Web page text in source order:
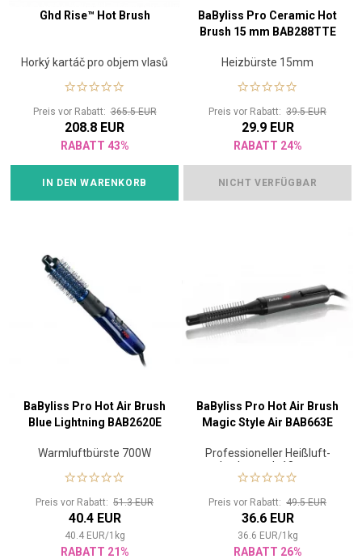
Ghd Rise™ Hot Brush
Horký kartáč pro objem vlasů
Preis vor Rabatt:365.5 EUR
208.8 EUR
RABATT 43%
IN DEN WARENKORB
BaByliss Pro Ceramic Hot
Brush 15 mm BAB288TTE
Heizbürste 15mm
Preis vor Rabatt: 39.5 EUR
29.9 EUR
RABATT 24%
NICHT VERFÜGBAR
BaByliss Pro Hot Air Brush
Blue Lightning BAB2620E
Warmluftbürste 700W
Preis vor Rabatt: 51.3 EUR
40.4 EUR
40.4 EUR/1 kg
RABATT 21%
BaByliss Pro Hot Air Brush
Magic Style Air BAB663E
Professioneller Heißluft-
Lockenstab 18mm
Preis vor Rabatt: 49.5 EUR
36.6 EUR
36.6 EUR/1 kg
RABATT 26%